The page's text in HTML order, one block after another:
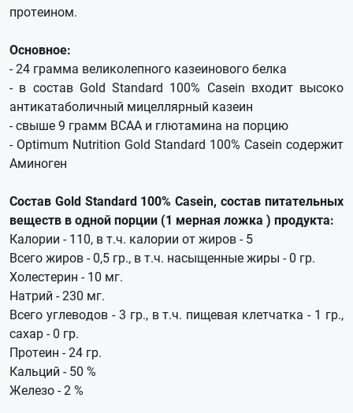
протеином.
Основное:
- 24 грамма великолепного казеинового белка
- в состав Gold Standard 100% Casein входит высоко
антикатаболичный мицеллярный казеин
- свыше 9 грамм BCAA и глютамина на порцию
- Optimum Nutrition Gold Standard 100% Casein содержит
Аминоген
Состав Gold Standard 100% Casein, состав питательных
веществ в одной порции (1 мерная ложка ) продукта:
Калории - 110, в т.ч. калории от жиров - 5
Всего жиров - 0,5 гр., в т.ч. насыщенные жиры - 0 гр.
Холестерин - 10 мг.
Натрий - 230 мг.
Всего углеводов - 3 гр., в т.ч. пищевая клетчатка - 1 гр.,
сахар - 0 гр.
Протеин - 24 гр.
Кальций - 50 %
Железо - 2 %